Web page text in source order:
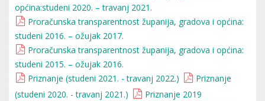
općina:studeni 2020. – travanj 2021.
Proračunska transparentnost županija, gradova i općina:
studeni 2016. – ožujak 2017.
Proračunska transparentnost županija, gradova i općina:
studeni 2015. – ožujak 2016.
Priznanje (studeni 2021. - travanj 2022.)
Priznanje
(studeni 2020. - travanj 2021.)
Priznanje 2019